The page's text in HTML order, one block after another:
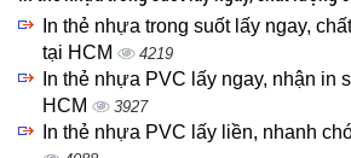
In thẻ nhựa trong suốt lấy ngay,
tại HCM
4219
In thẻ nhựa PVC lấy ngay, nhận in
HCM
3927
In thẻ nhựa PVC lấy liền, nhanh